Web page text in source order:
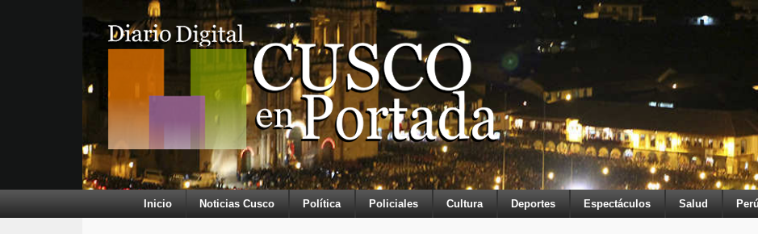
Inicio Noticias Cusco Política Policiales Cultura Deportes Espectáculos Salud Perú